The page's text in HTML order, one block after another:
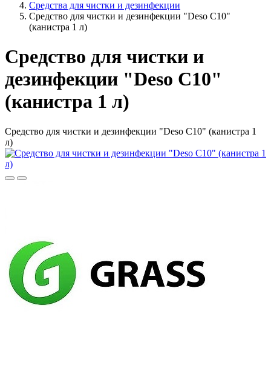
Средства для чистки и дезинфекции
Средство для чистки и дезинфекции "Deso C10"
(канистра 1 л)
Средство для чистки и
дезинфекции "Deso C10"
(канистра 1 л)
Средство для чистки и дезинфекции "Deso C10" (канистра 1
л)